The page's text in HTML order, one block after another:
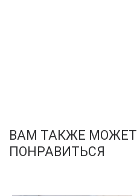
ВАМ ТАКЖЕ МОЖЕТ
ПОНРАВИТЬСЯ